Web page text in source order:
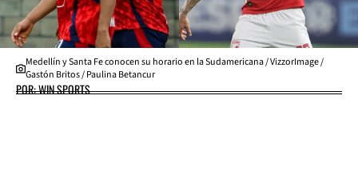
Medellín y Santa Fe conocen su horario en la Sudamericana / VizzorImage /
Gastón Britos / Paulina Betancur
POR: WIN SPORTS